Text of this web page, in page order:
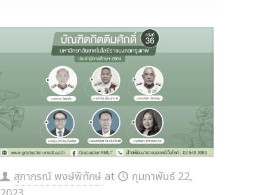
สุภาภรณ์ พงษ์พิทักษ์ at
กุมภาพันธ์ 22,